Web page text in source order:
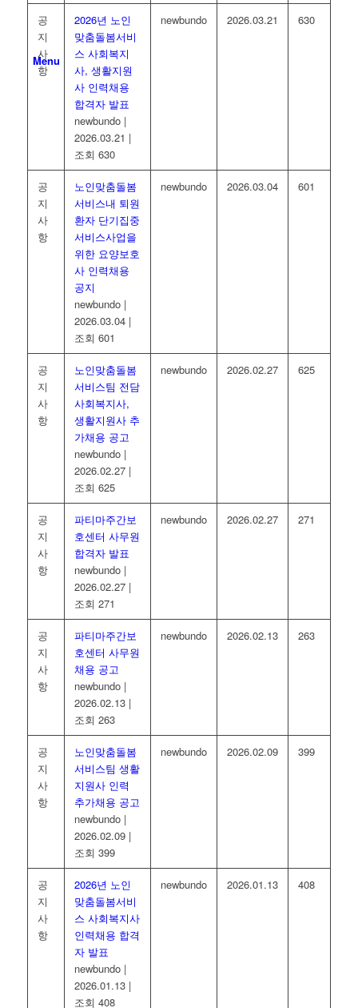
Menu
공
지
사
항
2026년 노인
맞춤돌봄서비
스 사회복지
사, 생활지원
사 인력채용
합격자 발표
newbundo |
2026.03.21 |
조회 630
newbundo 2026.03.21 630
공
지
사
항
노인맞춤돌봄
서비스내 퇴원
환자 단기집중
서비스사업을
위한 요양보호
사 인력채용
공지
newbundo |
2026.03.04 |
조회 601
newbundo 2026.03.04 601
공
지
사
항
노인맞춤돌봄
서비스팀 전담
사회복지사,
생활지원사 추
가채용 공고
newbundo |
2026.02.27 |
조회 625
newbundo 2026.02.27 625
공
지
사
항
파티마주간보
호센터 사무원
합격자 발표
newbundo |
2026.02.27 |
조회 271
newbundo 2026.02.27 271
공
지
사
항
파티마주간보
호센터 사무원
채용 공고
newbundo |
2026.02.13 |
조회 263
newbundo 2026.02.13 263
공
지
사
항
노인맞춤돌봄
서비스팀 생활
지원사 인력
추가채용 공고
newbundo |
2026.02.09 |
조회 399
newbundo 2026.02.09 399
공
지
사
항
2026년 노인
맞춤돌봄서비
스 사회복지사
인력채용 합격
자 발표
newbundo |
2026.01.13 |
조회 408
newbundo 2026.01.13 408